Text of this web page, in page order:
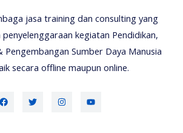
jasa training dan consulting yang
kegiatan Pendidikan,
Pengembangan Sumber Daya Manusia
secara offline maupun online.